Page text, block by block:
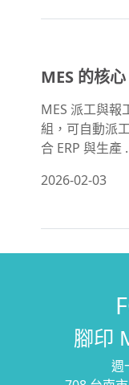
MES 的核
MES 派工與報
組，可自動派
合 ERP 與生產
2026-02-03
腳印
週